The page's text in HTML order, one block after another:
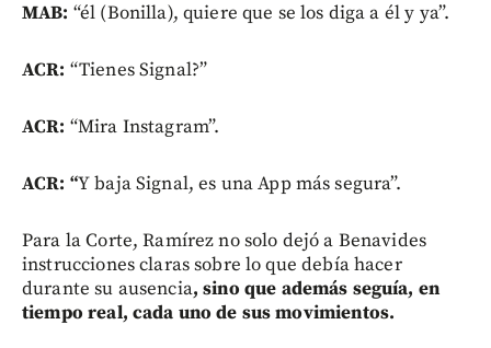
MAB: “él (Bonilla), quiere que se los diga a él y ya”.
ACR: “Tienes Signal?”
ACR: “Mira Instagram”.
ACR: “Y baja Signal, es una App más segura”.
Para la Corte, Ramírez no solo dejó a Benavides
instrucciones claras sobre lo que debía hacer
durante su ausencia, sino que además seguía, en
tiempo real, cada uno de sus movimientos.